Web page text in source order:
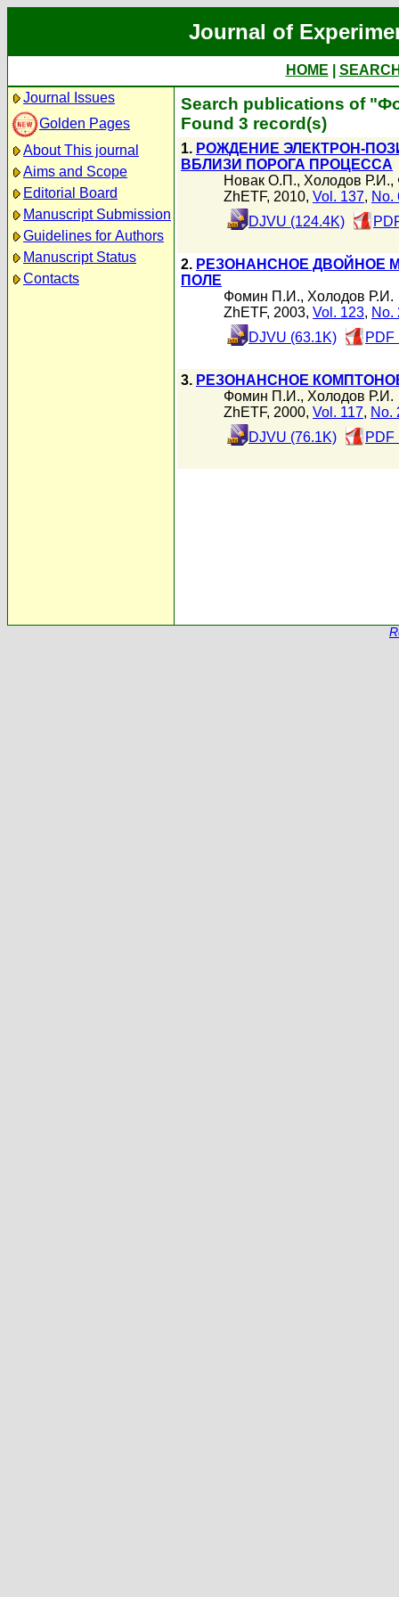
Journal of
HOME
Journal Issues
Golden Pages
About This journal
Aims and Scope
Editorial Board
Manuscript Submission
Guidelines for Authors
Manuscript Status
Contacts
Search publications of
Found 3 record(s)
1. РОЖДЕНИЕ ЭЛЕКТРОН-
ВБЛИЗИ ПОРОГА ПРОЦЕССА
Новак О.П., Холодов Р.И.,
ZhETF, 2010, Vol. 137, No.
DJVU (124.4K)
2. РЕЗОНАНСНОЕ ДВОЙНОЕ
ПОЛЕ
Фомин П.И., Холодов Р.И.
ZhETF, 2003, Vol. 123, No.
DJVU (63.1K)
PDF
3. РЕЗОНАНСНОЕ
Фомин П.И., Холодов Р.И.
ZhETF, 2000, Vol. 117, No.
DJVU (76.1K)
PDF